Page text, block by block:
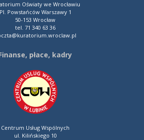
Oświaty we Wrocławiu
Pl. Powstańców Warszawy 1
50-153 Wrocław
tel. 71 340 63 36
płace, kadry
Centrum Usług Wspólnych
ul. Kilińskiego 10